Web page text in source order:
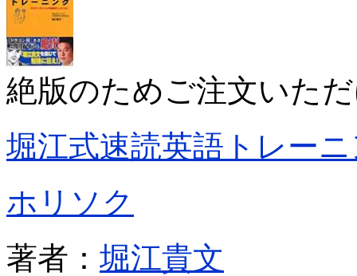
絶版のためご注文いた
堀江式速読英語トレー
ホリソク
著者： 堀江貴文